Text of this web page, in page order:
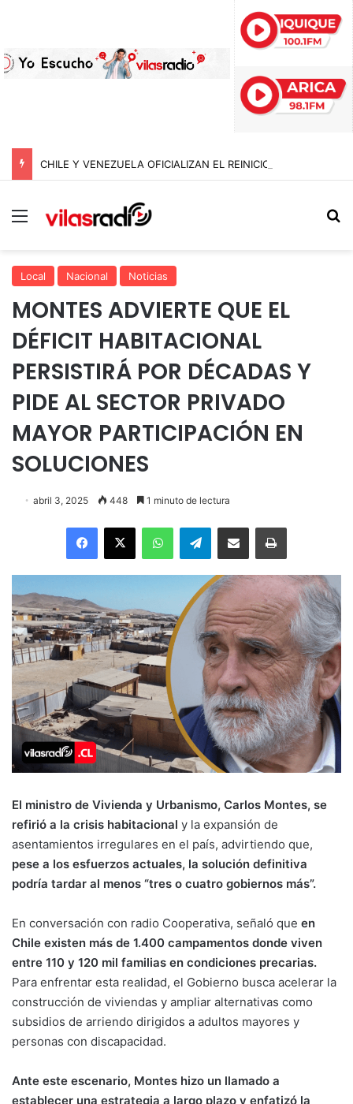
Menú
Local Nacional Noticias
MONTES ADVIERTE QUE EL
DÉFICIT HABITACIONAL
PERSISTIRÁ POR DÉCADAS Y
PIDE AL SECTOR PRIVADO
MAYOR PARTICIPACIÓN EN
SOLUCIONES
abril 3, 2025 448 1 minuto de lectura
Facebook
X WhatsAppTelegramEnviar vía email Imprimir
El ministro de Vivienda y Urbanismo, Carlos Montes, se
refirió a la crisis habitacional y la expansión de
asentamientos irregulares en el país, advirtiendo que,
pese a los esfuerzos actuales, la solución definitiva
podría tardar al menos “tres o cuatro gobiernos más”.
En conversación con radio Cooperativa, señaló que en
Chile existen más de 1.400 campamentos donde viven
entre 110 y 120 mil familias en condiciones precarias.
Para enfrentar esta realidad, el Gobierno busca acelerar la
construcción de viviendas y ampliar alternativas como
subsidios de arriendo dirigidos a adultos mayores y
personas con discapacidad.
Ante este escenario, Montes hizo un llamado a
establecer una estrategia a largo plazo y enfatizó la